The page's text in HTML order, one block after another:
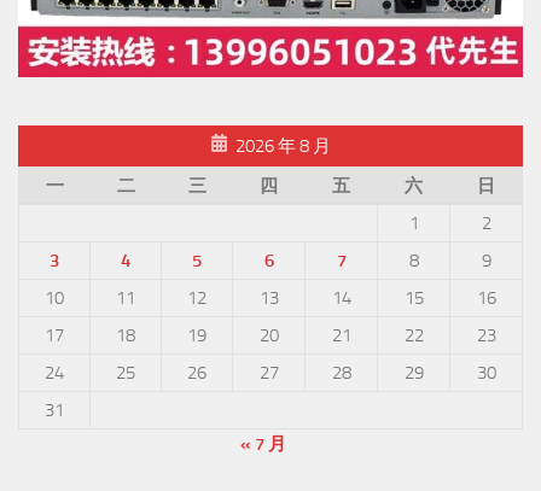
2026 年 8 月
一
二 三 四 五 六
日
1
2
3
4 5 6 7 8
9
10
11 12 13 14 15
16
17
18 19 20 21 22
23
24
25 26 27 28 29
30
31
« 7 月